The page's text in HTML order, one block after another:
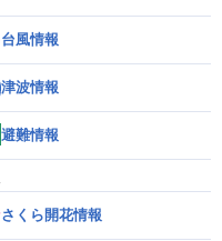
台風情報
津波情報
避難情報
さくら開花情報